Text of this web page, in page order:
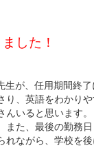
した！
が、任用期間終
、英語をわかり
いると思います
た、最後の勤務
れながら、学校